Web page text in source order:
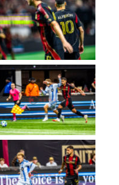
No Caption
No Caption
No Caption